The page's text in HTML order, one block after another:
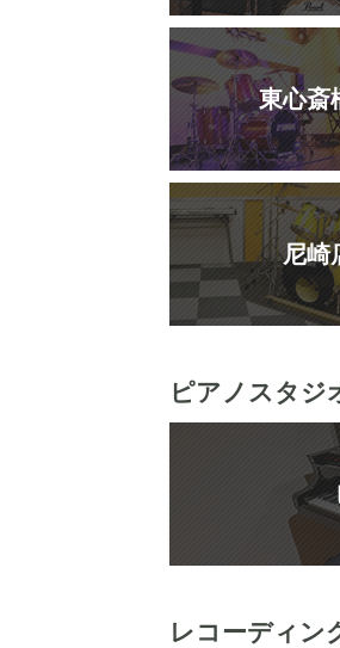
東心斎
尼崎
ピアノスタジ
レコーディン